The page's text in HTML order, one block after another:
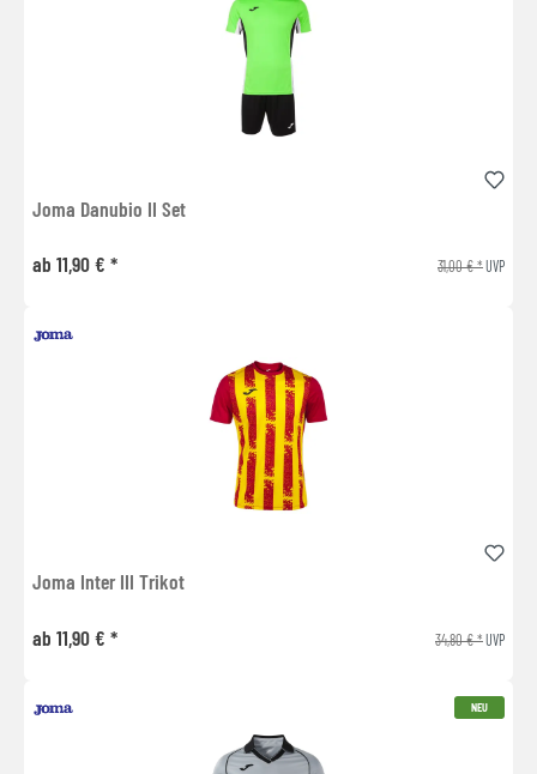
Joma Danubio II Set
ab 11,90 € * 31,00 € *UVP
Joma Inter III Trikot
ab 11,90 € * 34,80 € *UVP
NEU